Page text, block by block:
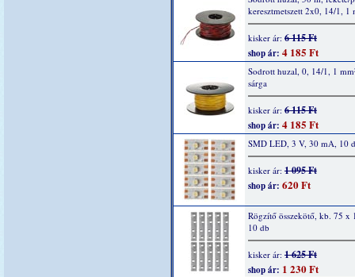
keresztmetszett 2x0, 14/1, 1
kisker ár: 6 115 Ft
shop ár: 4 185 Ft
Sodrott huzal, 0, 14/1, 1
sárga
kisker ár: 6 115 Ft
shop ár: 4 185 Ft
SMD LED, 3 V, 30 mA, 10
kisker ár: 1 095 Ft
shop ár: 620 Ft
Rögzítő összekötő, kb. 75 x
10 db
kisker ár: 1 625 Ft
shop ár: 1 230 Ft